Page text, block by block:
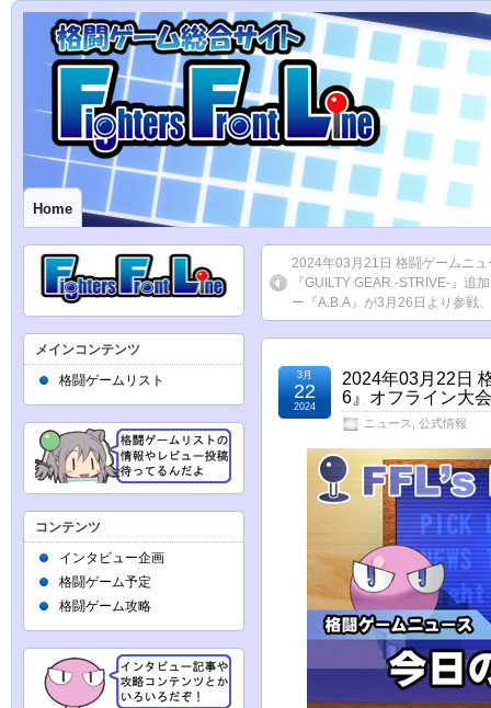
Home
2024年03月21日 格闘ゲームニ
『GUILTY GEAR -STRIVE-』追
ー『A.B.A』が3月26日より参戦
2024年03月22日
6』オフライン大
ニュース 公式情報
3月
22
2024
メインコンテンツ
格闘ゲームリスト
コンテンツ
インタビュー企画
格闘ゲーム予定
格闘ゲーム攻略